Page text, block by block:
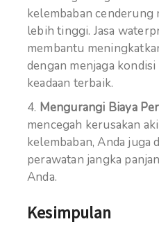
kelembaban cenderung
lebih tinggi. Jasa
membantu
dengan menjaga
keadaan terbaik.
Mengurangi Biaya
mencegah kerusakan
kelembaban, Anda juga
perawatan jangka
Anda.
Kesimpulan